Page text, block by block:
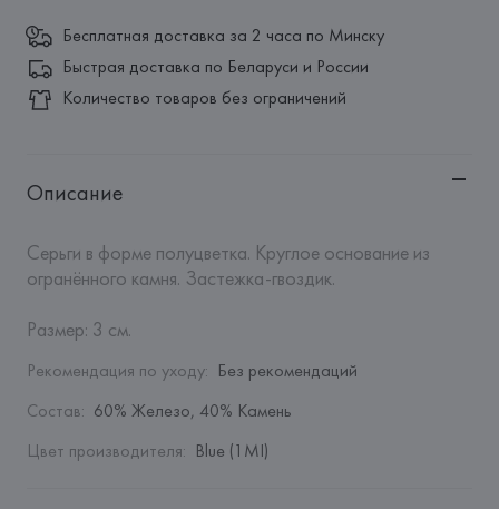
Бесплатная доставка за 2 часа по Минску
Быстрая доставка по Беларуси и России
Количество товаров без ограничений
Описание
Серьги в форме полуцветка. Круглое основание из
огранённого камня. Застежка-гвоздик.
Размер: 3 см.
Рекомендация по уходу: Без рекомендаций
Состав: 60% Железо, 40% Камень
Цвет производителя: Blue (1MI)